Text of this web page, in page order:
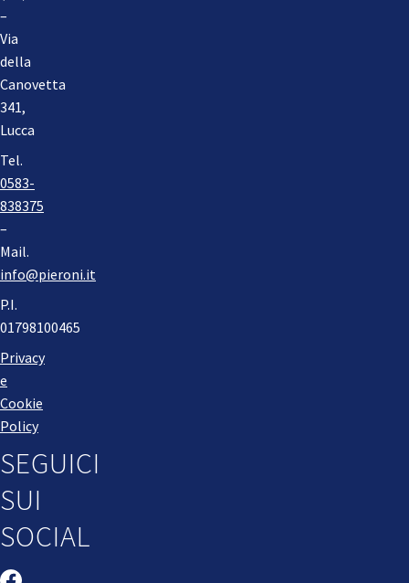
–
Via
della
Canovetta
341,
Lucca
Tel.
0583-
838375
–
Mail.
info@pieroni.it
P.I.
01798100465
Privacy
e
Cookie
Policy
SEGUICI
SUI
SOCIAL